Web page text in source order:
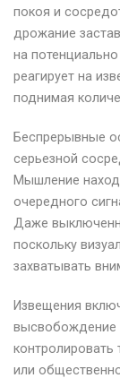
покоя и
дрожание
на
реагирует на
поднимая
Беспрерывные
серьезной
Мышление
очередного
Даже
поскольку
захватывать
Извещения
высвобождение
или